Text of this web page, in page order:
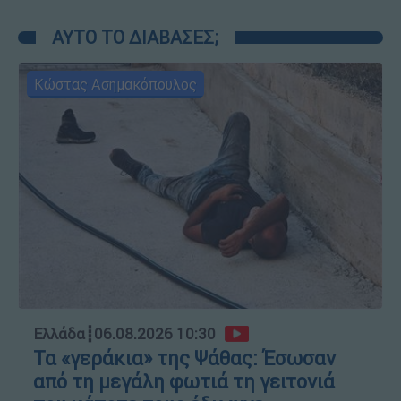
ΑΥΤΟ ΤΟ ΔΙΑΒΑΣΕΣ;
Κώστας Ασημακόπουλος
Ελλάδα┋06.08.2026 10:30
Τα «γεράκια» της Ψάθας: Έσωσαν
από τη μεγάλη φωτιά τη γειτονιά